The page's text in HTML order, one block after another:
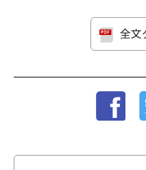
全文